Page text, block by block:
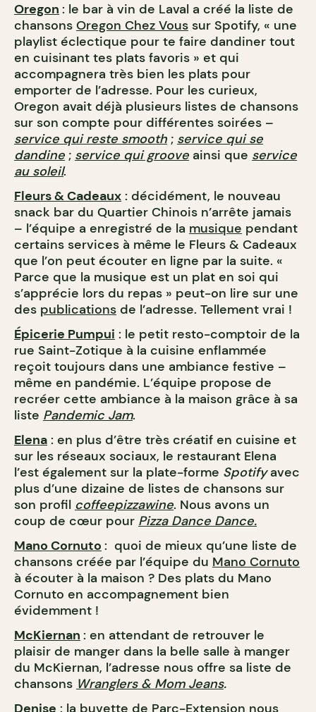
Oregon : le bar à vin de Laval a créé la liste de
chansons Oregon Chez Vous sur Spotify, « une
playlist éclectique pour te faire dandiner tout
en cuisinant tes plats favoris » et qui
accompagnera très bien les plats pour
emporter de l’adresse. Pour les curieux,
Oregon avait déjà plusieurs listes de chansons
sur son compte pour différentes soirées –
service qui reste smooth ; service qui se
dandine ; service qui groove ainsi que service
au soleil.
Fleurs & Cadeaux : décidément, le nouveau
snack bar du Quartier Chinois n’arrête jamais
– l’équipe a enregistré de la musique pendant
certains services à même le Fleurs & Cadeaux
que l’on peut écouter en ligne par la suite. «
Parce que la musique est un plat en soi qui
s’apprécie lors du repas » peut-on lire sur une
des publications de l’adresse. Tellement vrai !
Épicerie Pumpui : le petit resto-comptoir de la
rue Saint-Zotique à la cuisine enflammée
reçoit toujours dans une ambiance festive –
même en pandémie. L’équipe propose de
recréer cette ambiance à la maison grâce à sa
liste Pandemic Jam.
Elena : en plus d’être très créatif en cuisine et
sur les réseaux sociaux, le restaurant Elena
l’est également sur la plate-forme Spotifyavec
plus d’une dizaine de listes de chansons sur
son profil coffeepizzawine. Nous avons un
coup de cœur pour Pizza Dance Dance.
Mano Cornuto : quoi de mieux qu’une liste de
chansons créée par l’équipe du Mano Cornuto
à écouter à la maison ? Des plats du Mano
Cornuto en accompagnement bien
évidemment !
McKiernan : en attendant de retrouver le
plaisir de manger dans la belle salle à manger
du McKiernan, l’adresse nous offre sa liste de
chansons Wranglers & Mom Jeans.
Denise : la buvette de Parc-Extension nous